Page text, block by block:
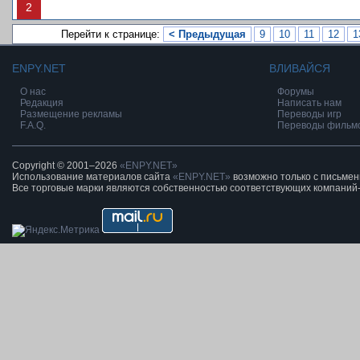
2
Перейти к странице: < Предыдущая 9 10 11 12
ENPY.NET
О нас
Редакция
Размещение рекламы
F.A.Q.
ВЛИВАЙСЯ
Форумы
Написать нам
Переводы игр
Переводы
Copyright © 2001–2026 «ENPY.NET»
Использование материалов сайта «ENPY.NET» возможно только с
Все торговые марки являются собственностью соответствующих